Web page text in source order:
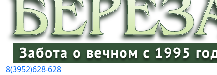
8(3952)628-628